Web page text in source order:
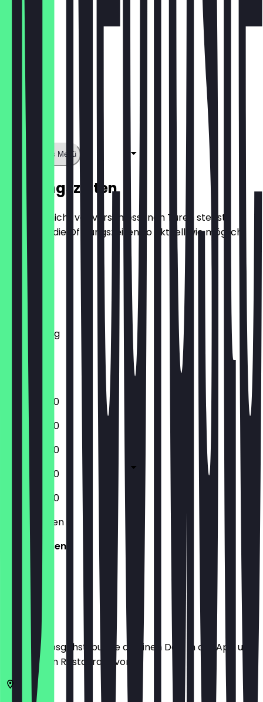
Zeige ganzes Menü
Öffnungszeiten
Damit du nicht vor verschlossenen Türen stehst,
halten wir die Öffnungszeiten so aktuell wie möglich.
Montag
Mittwoch
Donnerstag
Freitag
Sonntag
14:00 - 18:30
14:00 - 18:30
14:00 - 18:30
14:00 - 18:30
14:00 - 18:30
Geschlossen
Geschlossen
Bevor du losgehst, buche dir einen Deal in der App und
zeige ihn im Restaurant vor.